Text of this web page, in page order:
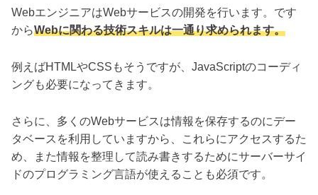
WebエンジニアはWebサービスの開発を行います。です
からWebに関わる技術スキルは一通り求められます。
例えばHTMLやCSSもそうですが、JavaScriptのコーディ
ングも必要になってきます。
さらに、多くのWebサービスは情報を保存するのにデー
タベースを利用していますから、これらにアクセスするた
め、また情報を整理して読み書きするためにサーバーサイ
ドのプログラミング言語が使えることも必須です。